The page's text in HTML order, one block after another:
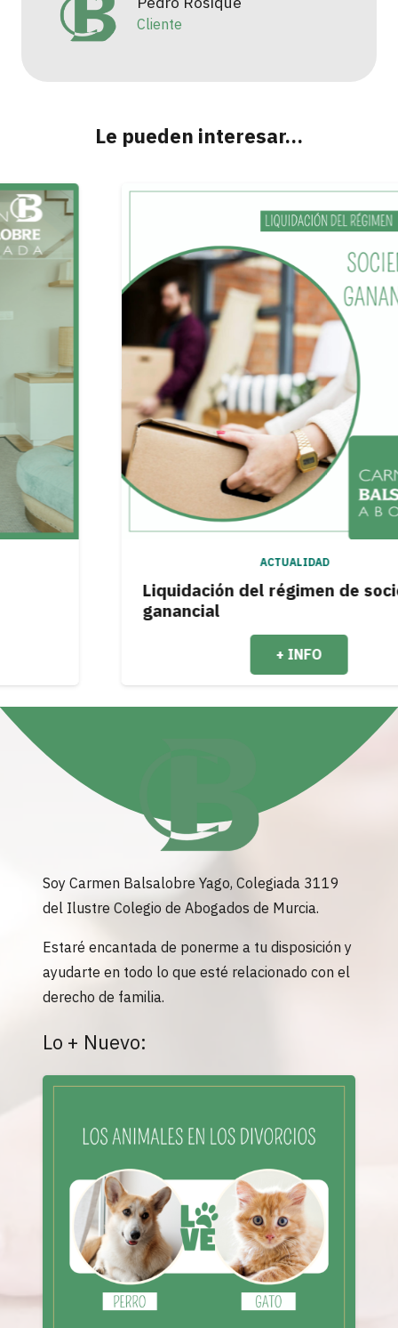
Cliente
Le pueden interesar…
Liquidación del régimen de sociedad
ganancial
Soy Carmen Balsalobre Yago, Colegiada 3119
del Ilustre Colegio de Abogados de Murcia.
Estaré encantada de ponerme a tu disposición y
ayudarte en todo lo que esté relacionado con el
derecho de familia.
Lo + Nuevo: